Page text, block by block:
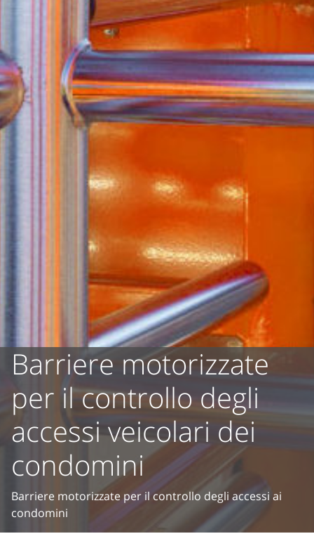
Barriere motorizzate
per il controllo degli
accessi veicolari dei
condomini
Barriere motorizzate per il controllo degli accessi ai
condomini